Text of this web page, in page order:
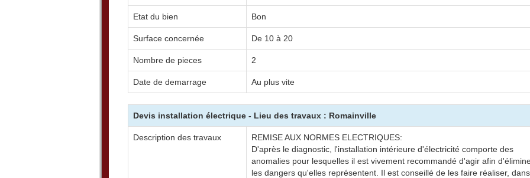
Etat du bien Bon
Surface concernée De 10 à 20
Nombre de pieces 2
Date de demarrage Au plus vite
Devis installation électrique - Lieu des travaux : Romainville
Description des travaux
REMISE AUX NORMES ELECTRIQUES:
D'après le diagnostic, l'installation intérieure d'électricité comporte des
anomalies pour lesquelles il est vivement recommandé d'agir afin
les dangers qu'elles représentent. Il est conseillé de les faire réaliser, dans